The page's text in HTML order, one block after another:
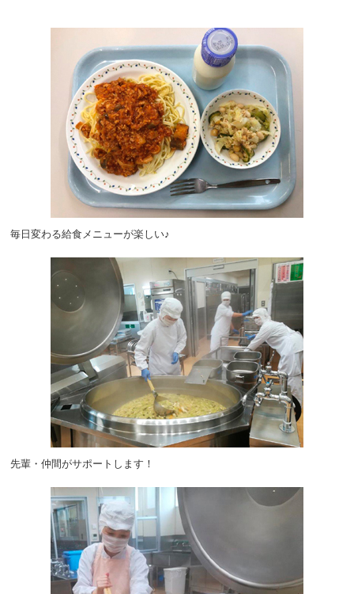
毎日変わる給食メニューが楽しい♪
先輩・仲間がサポートします！